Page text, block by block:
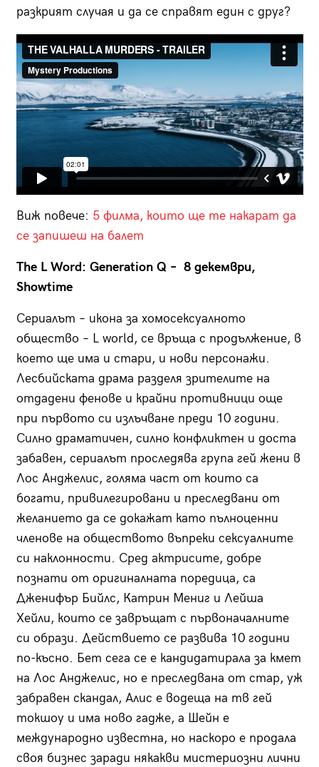
разкрият случая и да се справят един с друг?
Виж повече: 5 филма, които ще те накарат да
се запишеш на балет
The L Word: Generation Q – 8 декември,
Showtime
Сериалът – икона за хомосексуалното
общество – L world, се връща с продължение, в
което ще има и стари, и нови персонажи.
Лесбийската драма разделя зрителите на
отдадени фенове и крайни противници още
при първото си излъчване преди 10 години.
Силно драматичен, силно конфликтен и доста
забавен, сериалът проследява група гей жени в
Лос Анджелис, голяма част от които са
богати, привилегировани и преследвани от
желанието да се докажат като пълноценни
членове на обществото въпреки сексуалните
си наклонности. Сред актрисите, добре
познати от оригиналната поредица, са
Дженифър Бийлс, Катрин Мениг и Лейша
Хейли, които се завръщат с първоначалните
си образи. Действието се развива 10 години
по-късно. Бет сега се е кандидатирала за кмет
на Лос Анджелис, но е преследвана от стар, уж
забравен скандал, Алис е водеща на тв гей
токшоу и има ново гадже, а Шейн е
международно известна, но наскоро е продала
своя бизнес заради някакви мистериозни лични